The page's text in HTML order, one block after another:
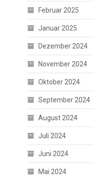
Februar 2025
Januar 2025
Dezember 2024
November 2024
Oktober 2024
September 2024
August 2024
Juli 2024
Juni 2024
Mai 2024